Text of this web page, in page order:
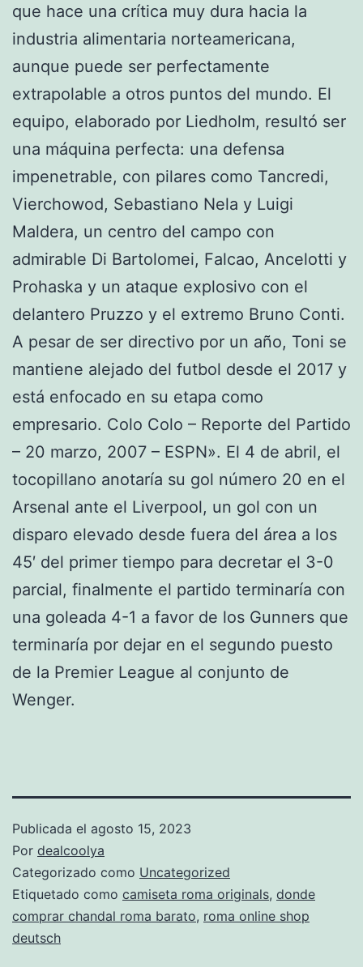
que hace una crítica muy dura hacia la
industria alimentaria norteamericana,
aunque puede ser perfectamente
extrapolable a otros puntos del mundo. El
equipo, elaborado por Liedholm, resultó ser
una máquina perfecta: una defensa
impenetrable, con pilares como Tancredi,
Vierchowod, Sebastiano Nela y Luigi
Maldera, un centro del campo con
admirable Di Bartolomei, Falcao, Ancelotti y
Prohaska y un ataque explosivo con el
delantero Pruzzo y el extremo Bruno Conti.
A pesar de ser directivo por un año, Toni se
mantiene alejado del futbol desde el 2017 y
está enfocado en su etapa como
empresario. Colo Colo – Reporte del Partido
– 20 marzo, 2007 – ESPN». El 4 de abril, el
tocopillano anotaría su gol número 20 en el
Arsenal ante el Liverpool, un gol con un
disparo elevado desde fuera del área a los
45′ del primer tiempo para decretar el 3-0
parcial, finalmente el partido terminaría con
una goleada 4-1 a favor de los Gunners que
terminaría por dejar en el segundo puesto
de la Premier League al conjunto de
Wenger.
Publicada el agosto 15, 2023
Por dealcoolya
Categorizado como Uncategorized
Etiquetado como camiseta roma originals, donde
comprar chandal roma barato, roma online shop
deutsch